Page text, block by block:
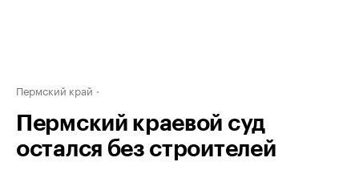
Пермский край
Пермский краевой суд
остался без строителей